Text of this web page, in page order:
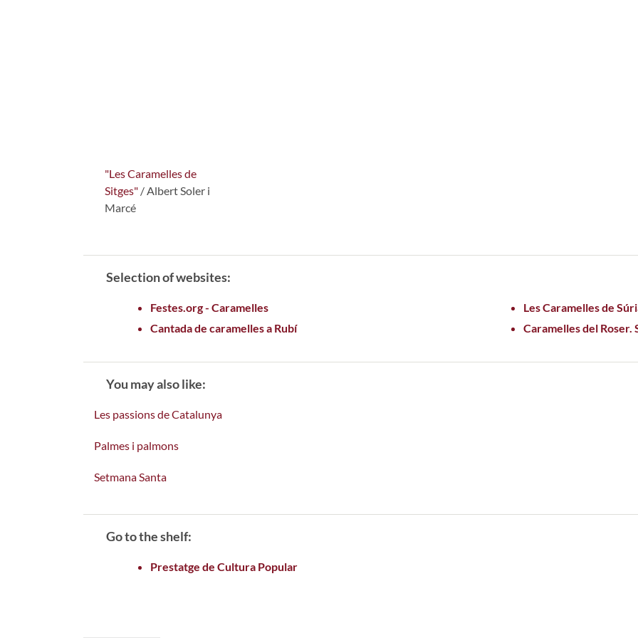
"Les Caramelles de
Sitges" / Albert Soler i
Marcé
Selection of websites:
Festes.org - Caramelles
Les Caramelles de
Cantada de caramelles a Rubí
Caramelles del Roser.
You may also like:
Les passions de Catalunya
Palmes i palmons
Setmana Santa
Go to the shelf:
Prestatge de Cultura Popular